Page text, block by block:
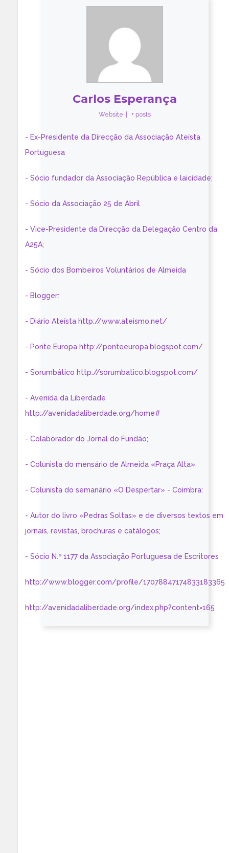
Carlos Esperança
Website + posts
- Ex-Presidente da Direcção da Associação Ateísta
Portuguesa
- Sócio fundador da Associação República e laicidade;
- Sócio da Associação 25 de Abril
- Vice-Presidente da Direcção da Delegação Centro da
A25A;
- Sócio dos Bombeiros Voluntários de Almeida
- Blogger:
- Diário Ateísta http://www.ateismo.net/
- Ponte Europa http://ponteeuropa.blogspot.com/
- Sorumbático http://sorumbatico.blogspot.com/
- Avenida da Liberdade
http://avenidadaliberdade.org/home#
- Colaborador do Jornal do Fundão;
- Colunista do mensário de Almeida «Praça Alta»
- Colunista do semanário «O Despertar» - Coimbra:
- Autor do livro «Pedras Soltas» e de diversos textos em
jornais, revistas, brochuras e catálogos;
- Sócio N.º 1177 da Associação Portuguesa de Escritores
http://www.blogger.com/profile/17078847174833183365
http://avenidadaliberdade.org/index.php?content=165